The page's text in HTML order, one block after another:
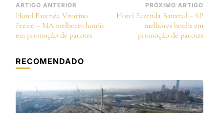
Navegação
de
post
ARTIGO ANTERIOR
Hotel Fazenda Vitorino
Freire – MA melhores hotéis
em promoção de pacotes
PRÓXIMO ARTIGO
Hotel Fazenda Bananal – SP
melhores hotéis em
promoção de pacotes
RECOMENDADO